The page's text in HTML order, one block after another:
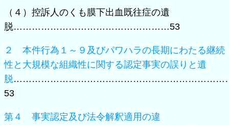
（４）控訴人のくも膜下出血既往症の遺
脱……………………………………………53
２ 本件行為１～９及びパワハラの長期にわたる継続
性と大規模な組織性に関する認定事実の誤りと遺
脱
53
第４ 事実認定及び法令解釈適用の違